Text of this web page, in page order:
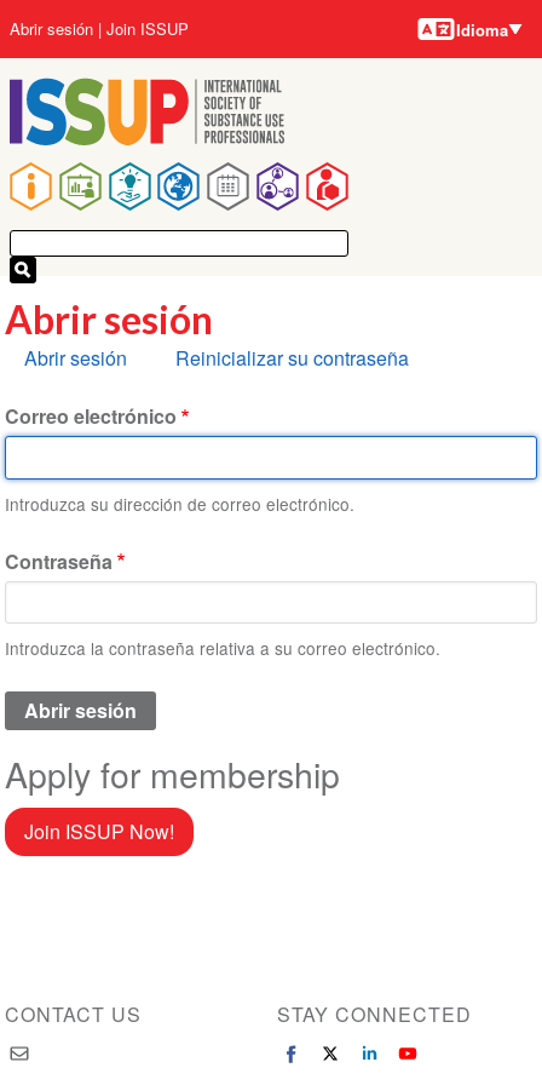
al
contenido
principal
Main
navigation
User
account
menu
Abrir sesión Join ISSUP Idiomas
Idioma
Abrir sesión
Solapas
Abrir sesión Reinicializar su contraseña
Correo electrónico
Introduzca su dirección de correo electrónico.
Contraseña
Introduzca la contraseña relativa a su correo electrónico.
Apply for membership
Join ISSUP Now!
CONTACT US STAY CONNECTED